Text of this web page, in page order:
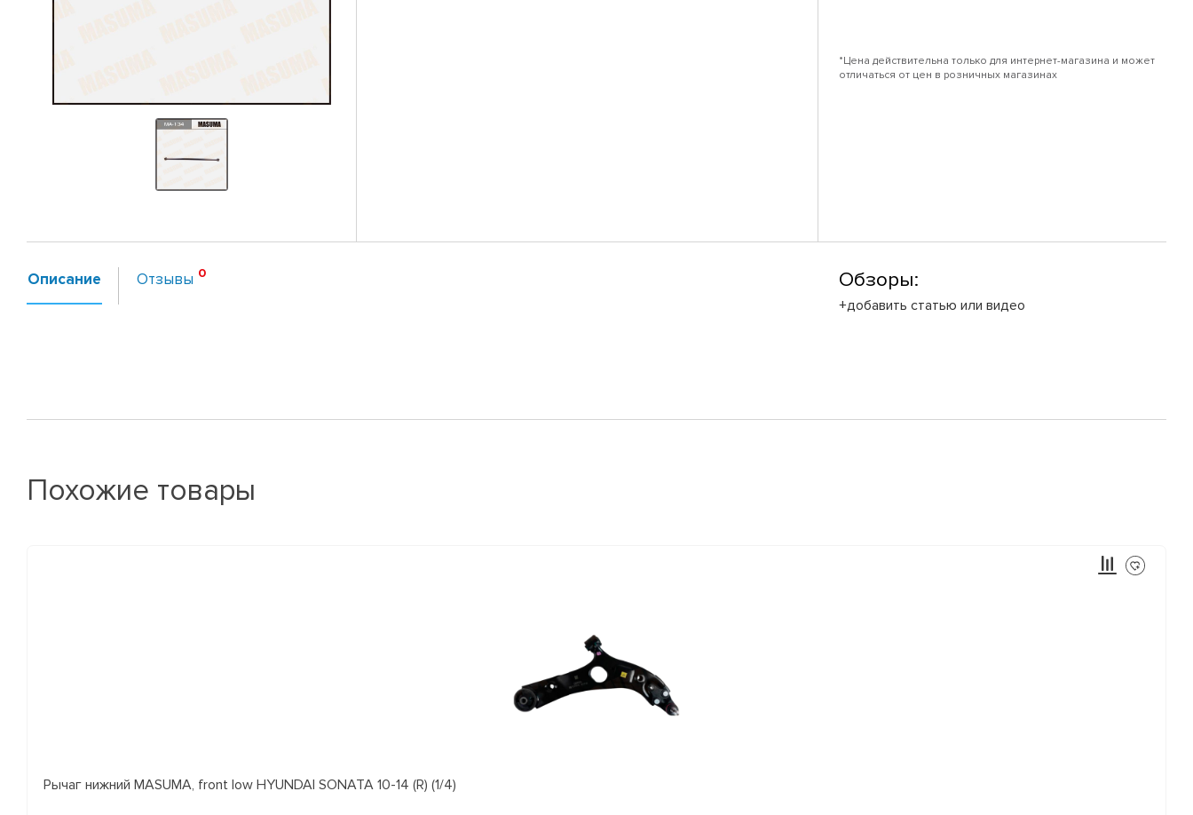
*Цена действительна только для интернет-магазина и может
отличаться от цен в розничных магазинах
Описание Отзывы Обзоры:
+добавить статью или видео
Похожие товары
Рычаг нижний MASUMA, front low HYUNDAI SONATA 10-14 (R) (1/4)